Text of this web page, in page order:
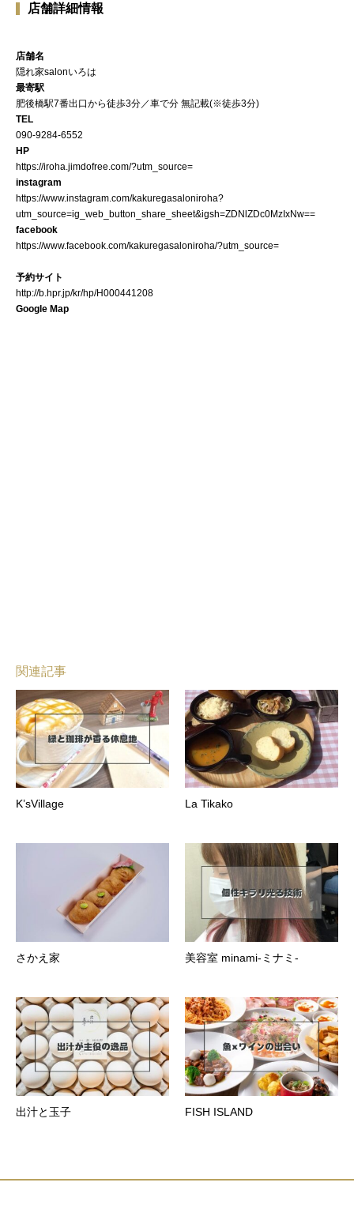
店舗詳細情報
店舗名
隠れ家salonいろは
最寄駅
肥後橋駅7番出口から徒歩3分／車で分 無記載(※徒歩3分)
TEL
090-9284-6552
HP
https://iroha.jimdofree.com/?utm_source=
instagram
https://www.instagram.com/kakuregasaloniroha?
utm_source=ig_web_button_share_sheet&igsh=ZDNlZDc0MzIxNw==
facebook
https://www.facebook.com/kakuregasaloniroha/?utm_source=
予約サイト
http://b.hpr.jp/kr/hp/H000441208
Google Map
関連記事
K’sVillage La Tikako
さかえ家 美容室 minami-ミナミ-
出汁と玉子 FISH ISLAND